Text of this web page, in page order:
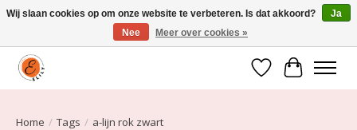
Elily is er om jou te laten stralen! Mode vanaf maat 34 t/m 54
Verlanglijst
Home / Tags / a-lijn rok zwart
Wij slaan cookies op om onze website te verbeteren. Is dat akkoord?
Ja
Nee
Meer over cookies »